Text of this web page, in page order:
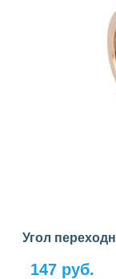
Угол
147 руб.